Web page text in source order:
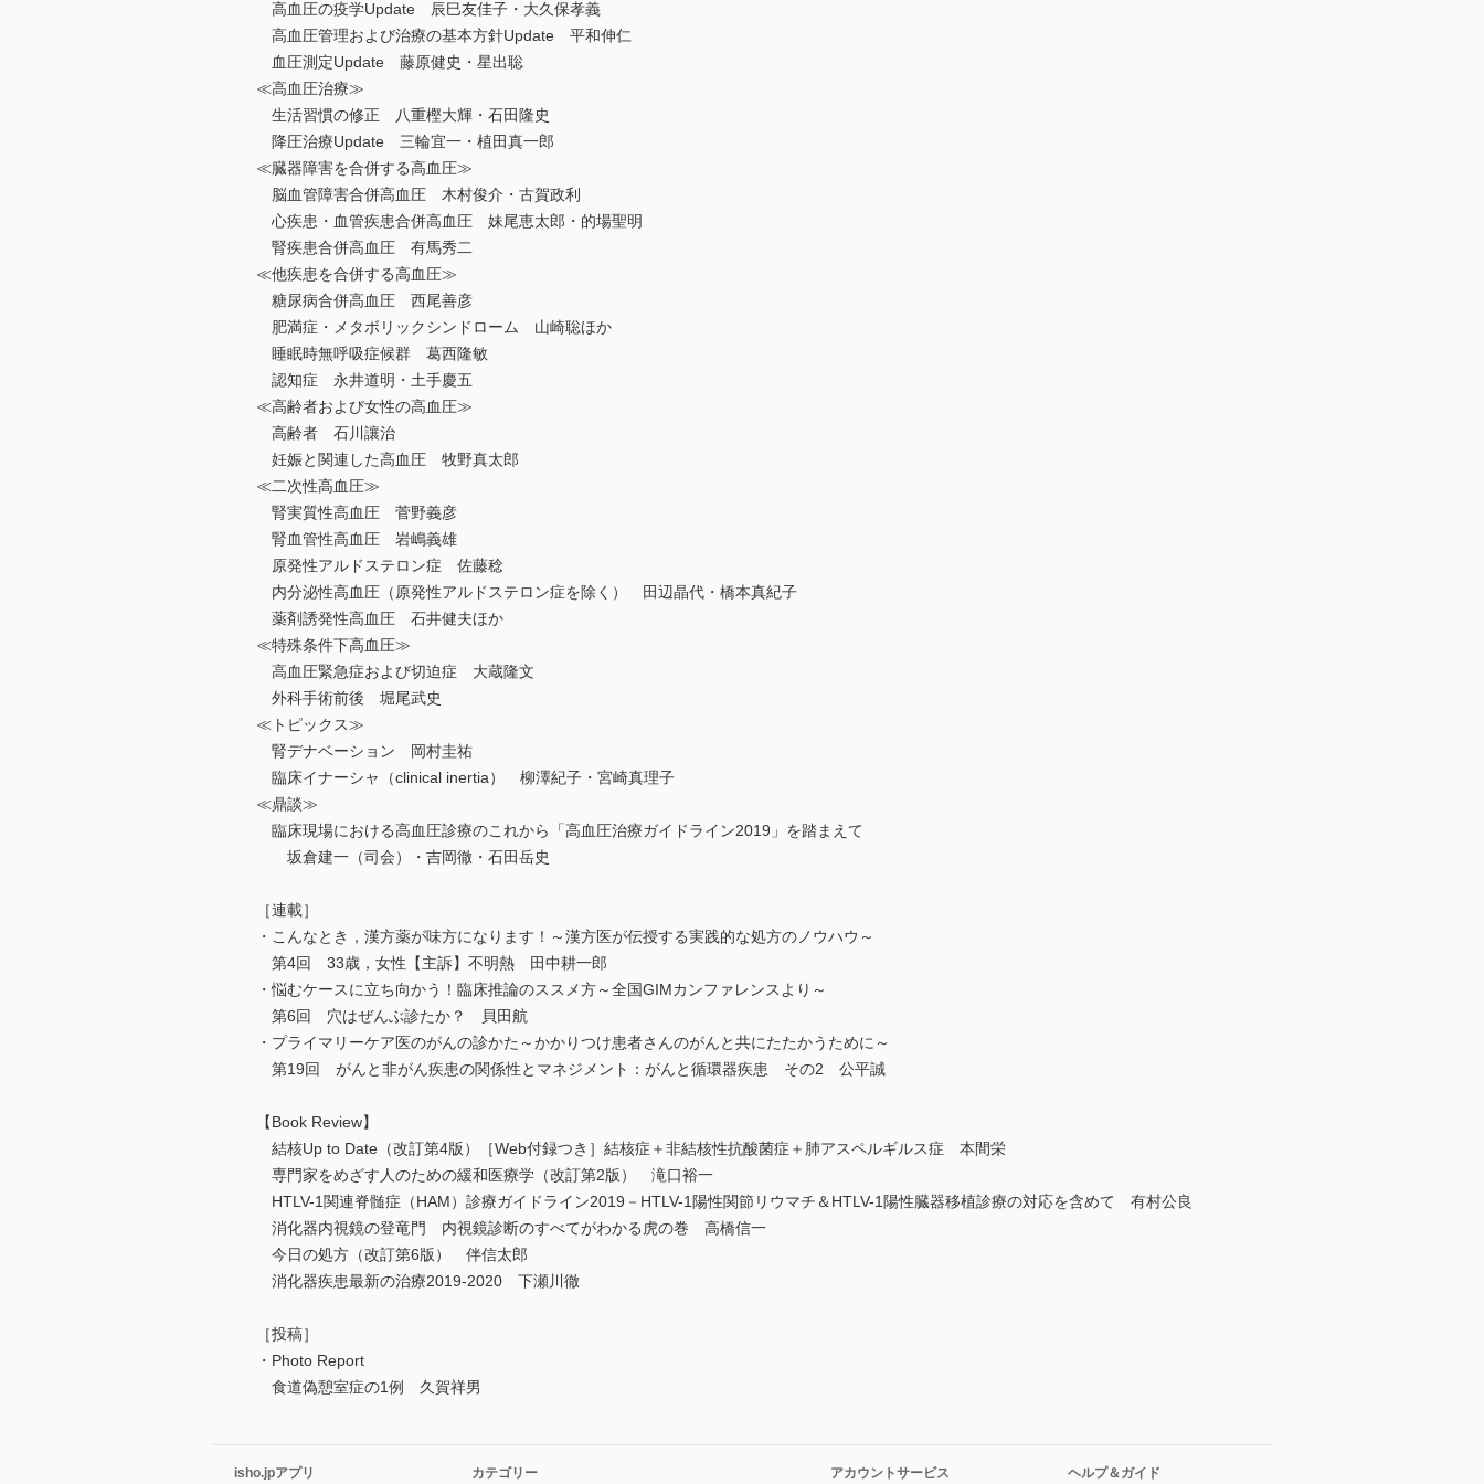
高血圧の疫学Update 辰巳友佳子・大久保孝義
高血圧管理および治療の基本方針Update 平和伸仁
血圧測定Update 藤原健史・星出聡
≪高血圧治療≫
生活習慣の修正 八重樫大輝・石田隆史
降圧治療Update 三輪宜一・植田真一郎
≪臓器障害を合併する高血圧≫
脳血管障害合併高血圧 木村俊介・古賀政利
心疾患・血管疾患合併高血圧 妹尾恵太郎・的場聖明
腎疾患合併高血圧 有馬秀二
≪他疾患を合併する高血圧≫
糖尿病合併高血圧 西尾善彦
肥満症・メタボリックシンドローム 山崎聡ほか
睡眠時無呼吸症候群 葛西隆敏
認知症 永井道明・土手慶五
≪高齢者および女性の高血圧≫
高齢者 石川讓治
妊娠と関連した高血圧 牧野真太郎
≪二次性高血圧≫
腎実質性高血圧 菅野義彦
腎血管性高血圧 岩嶋義雄
原発性アルドステロン症 佐藤稔
内分泌性高血圧（原発性アルドステロン症を除く） 田辺晶代・橋本真紀子
薬剤誘発性高血圧 石井健夫ほか
≪特殊条件下高血圧≫
高血圧緊急症および切迫症 大蔵隆文
外科手術前後 堀尾武史
≪トピックス≫
腎デナベーション 岡村圭祐
臨床イナーシャ（clinical inertia） 柳澤紀子・宮崎真理子
≪鼎談≫
臨床現場における高血圧診療のこれから「高血圧治療ガイドライン2019」を踏まえて
坂倉建一（司会）・吉岡徹・石田岳史
［連載］
・こんなとき，漢方薬が味方になります！～漢方医が伝授する実践的な処方のノウハウ～
第4回 33歳，女性【主訴】不明熱 田中耕一郎
・悩むケースに立ち向かう！臨床推論のススメ方～全国GIMカンファレンスより～
第6回 穴はぜんぶ診たか？ 貝田航
・プライマリーケア医のがんの診かた～かかりつけ患者さんのがんと共にたたかうために～
第19回 がんと非がん疾患の関係性とマネジメント：がんと循環器疾患 その2 公平誠
【Book Review】
結核Up to Date（改訂第4版）［Web付録つき］結核症＋非結核性抗酸菌症＋肺アスペルギルス症 本間栄
専門家をめざす人のための緩和医療学（改訂第2版） 滝口裕一
HTLV-1関連脊髄症（HAM）診療ガイドライン2019－HTLV-1陽性関節リウマチ＆HTLV-1陽性臓器移植診療の対応を含めて 有村公良
消化器内視鏡の登竜門 内視鏡診断のすべてがわかる虎の巻 高橋信一
今日の処方（改訂第6版） 伴信太郎
消化器疾患最新の治療2019-2020 下瀬川徹
［投稿］
・Photo Report
食道偽憩室症の1例 久賀祥男
isho.jpアプリ カテゴリー アカウントサービス ヘルプ＆ガイド